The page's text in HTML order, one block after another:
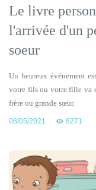
Le livre
l'arrivée d'un
soeur
Un heureux événement
votre fils ou votre fille va
frère ou grande sœur.
08/05/2021 8271